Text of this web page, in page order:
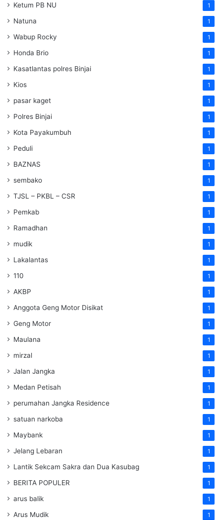
Ketum PB NU 1
Natuna 1
Wabup Rocky 1
Honda Brio 1
Kasatlantas polres Binjai 1
Kios 1
pasar kaget 1
Polres Binjai 1
Kota Payakumbuh 1
Peduli 1
BAZNAS 1
sembako 1
TJSL – PKBL – CSR 1
Pemkab 1
Ramadhan 1
mudik 1
Lakalantas 1
110 1
AKBP 1
Anggota Geng Motor Disikat 1
Geng Motor 1
Maulana 1
mirzal 1
Jalan Jangka 1
Medan Petisah 1
perumahan Jangka Residence 1
satuan narkoba 1
Maybank 1
Jelang Lebaran 1
Lantik Sekcam Sakra dan Dua Kasubag 1
BERITA POPULER 1
arus balik 1
Arus Mudik 1